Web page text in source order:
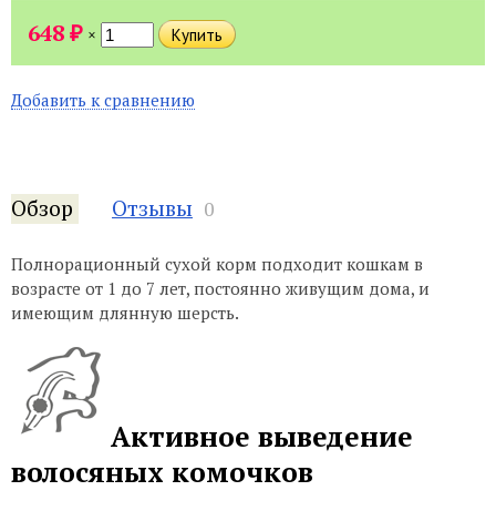
648₽ ×
Добавить к сравнению
Обзор Отзывы 0
Полнорационный сухой корм подходит кошкам в
возрасте от 1 до 7 лет, постоянно живущим дома, и
имеющим длянную шерсть.
Активное выведение
волосяных комочков